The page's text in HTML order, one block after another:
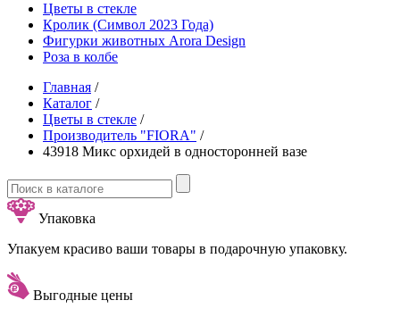
Цветы в стекле
Кролик (Символ 2023 Года)
Фигурки животных Arora Design
Роза в колбе
Главная /
Каталог /
Цветы в стекле /
Производитель "FIORA" /
43918 Микс орхидей в односторонней вазе
Упаковка
Упакуем красиво ваши товары в подарочную упаковку.
Выгодные цены